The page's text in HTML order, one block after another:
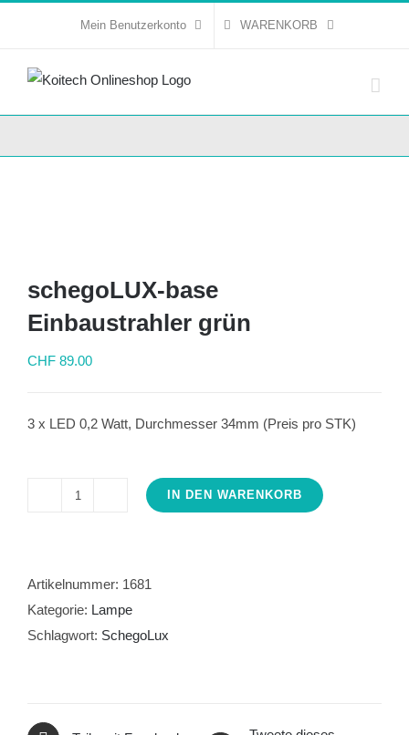
Mein Benutzerkonto WARENKORB
schegoLUX-base
Einbaustrahler grün
CHF 89.00
3 x LED 0,2 Watt, Durchmesser 34mm (Preis pro STK)
schegoLUX-
grün
Menge
IN DEN WARENKORB
Artikelnummer: 1681
Kategorie: Lampe
Schlagwort: SchegoLux